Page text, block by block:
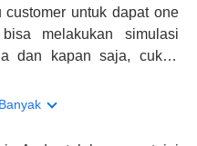
untuk dapat one
melakukan simulasi
dan kapan saja, cukup
ada layanan live chat